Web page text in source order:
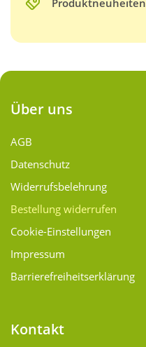
Produktneuheiten
Über uns
AGB
Datenschutz
Widerrufsbelehrung
Bestellung widerrufen
Cookie-Einstellungen
Impressum
Barrierefreiheitserklärung
Kontakt